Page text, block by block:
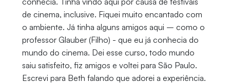
de cinema, inclusive. Fiquei muito encantado com
o ambiente. Já tinha alguns amigos aqui – como o
professor Glauber (Filho) - que eu já conhecia do
mundo do cinema. Dei esse curso, todo mundo
saiu satisfeito, fiz amigos e voltei para São Paulo.
Escrevi para Beth falando que adorei a experiência.